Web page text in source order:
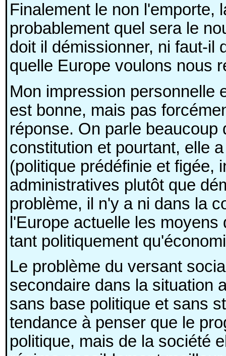
Finalement le non l'emporte,
probablement quel sera le
doit il démissionner, ni faut-il
quelle Europe voulons nous
Mon impression personnelle
est bonne, mais pas
réponse. On parle
constitution et pourtant, elle
(politique prédéfinie et figée,
administratives plutôt que
problème, il n'y a ni dans la
l'Europe actuelle les
tant politiquement
Le problème du versant
secondaire dans la situation
sans base politique et sans
tendance à penser que le
politique, mais de la société